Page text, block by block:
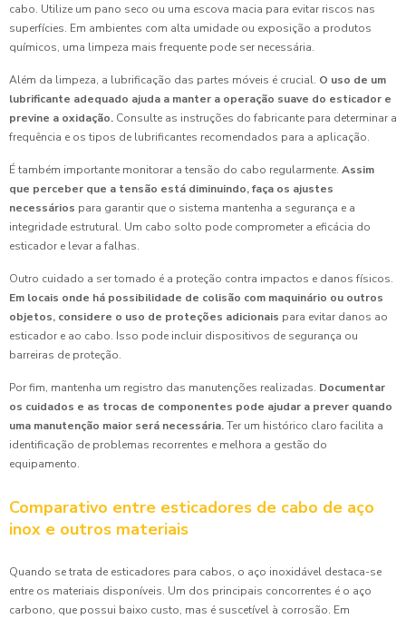
cabo. Utilize um pano seco ou uma escova macia para evitar riscos nas
superfícies. Em ambientes com alta umidade ou exposição a produtos
químicos, uma limpeza mais frequente pode ser necessária.
Além da limpeza, a lubrificação das partes móveis é crucial. O uso de um
lubrificante adequado ajuda a manter a operação suave do esticador e
previne a oxidação. Consulte as instruções do fabricante para determinar a
frequência e os tipos de lubrificantes recomendados para a aplicação.
É também importante monitorar a tensão do cabo regularmente. Assim
que perceber que a tensão está diminuindo, faça os ajustes
necessários para garantir que o sistema mantenha a segurança e a
integridade estrutural. Um cabo solto pode comprometer a eficácia do
esticador e levar a falhas.
Outro cuidado a ser tomado é a proteção contra impactos e danos físicos.
Em locais onde há possibilidade de colisão com maquinário ou outros
objetos, considere o uso de proteções adicionais para evitar danos ao
esticador e ao cabo. Isso pode incluir dispositivos de segurança ou
barreiras de proteção.
Por fim, mantenha um registro das manutenções realizadas. Documentar
os cuidados e as trocas de componentes pode ajudar a prever quando
uma manutenção maior será necessária.Ter um histórico claro facilita a
identificação de problemas recorrentes e melhora a gestão do
equipamento.
Comparativo entre esticadores de cabo de aço
inox e outros materiais
Quando se trata de esticadores para cabos, o aço inoxidável destaca-se
entre os materiais disponíveis. Um dos principais concorrentes é o aço
carbono, que possui baixo custo, mas é suscetível à corrosão. Em